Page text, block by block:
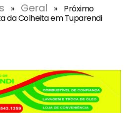
» Geral »
Próximo
da Colheita em Tuparendi